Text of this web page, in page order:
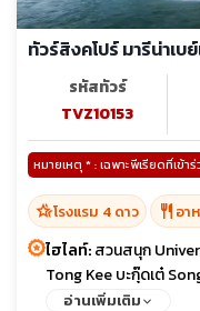
ทัวร์สิงคโปร์ มารีน่าเบ
รหัสทัวร์
TVZ10153
หมายเหตุ * : เฉพาะพีเรียดที่เข้า
hotel_classโรงแรม 4 ดาว restaurant อา
ไฮไลท์:สวนสนุก
Tong Kee บะกุ๊ดเต๋
อ่านเพิ่มเติม